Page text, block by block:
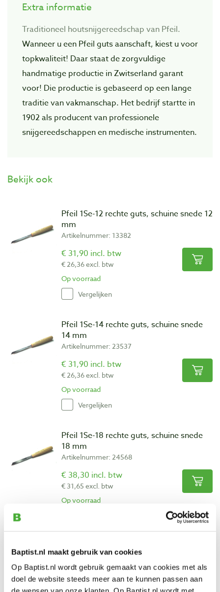
Baptist.nl maakt gebruik van cookies
Op Baptist.nl wordt gebruik gemaakt van cookies met als
doel de website steeds meer aan te kunnen passen aan
Extra informatie
Traditioneel houtsnijgereedschap van Pfeil.
Wanneer u een Pfeil guts aanschaft, kiest u voor
topkwaliteit! Daar staat de zorgvuIdige
handmatige productie in Zwitserland garant
voor! Die productie is gebaseerd op een lange
traditie van vakmanschap. Het bedrijf startte in
1902 als producent van professionele
snijgereedschappen en medische instrumenten.
Bekijk ook
Pfeil 1Se-12 rechte guts, schuine snede 12
mm
Artikelnummer: 13382
€ 31,90 incl. btw
€ 26,36 excl. btw
Op voorraad
Vergelijken
Pfeil 1Se-14 rechte guts, schuine snede
14 mm
Artikelnummer: 23537
€ 31,90 incl. btw
€ 26,36 excl. btw
Op voorraad
Vergelijken
Pfeil 1Se-18 rechte guts, schuine snede
18 mm
Artikelnummer: 24568
€ 38,30 incl. btw
€ 31,65 excl. btw
Op voorraad
Pfeil 1Se-20 rechte guts, schuine snede
20 mm
Artikelnummer: 13384
€ 38,30 incl. btw